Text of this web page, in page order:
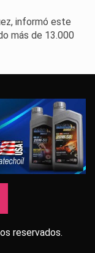
informó este
más de 13.000
reservados.